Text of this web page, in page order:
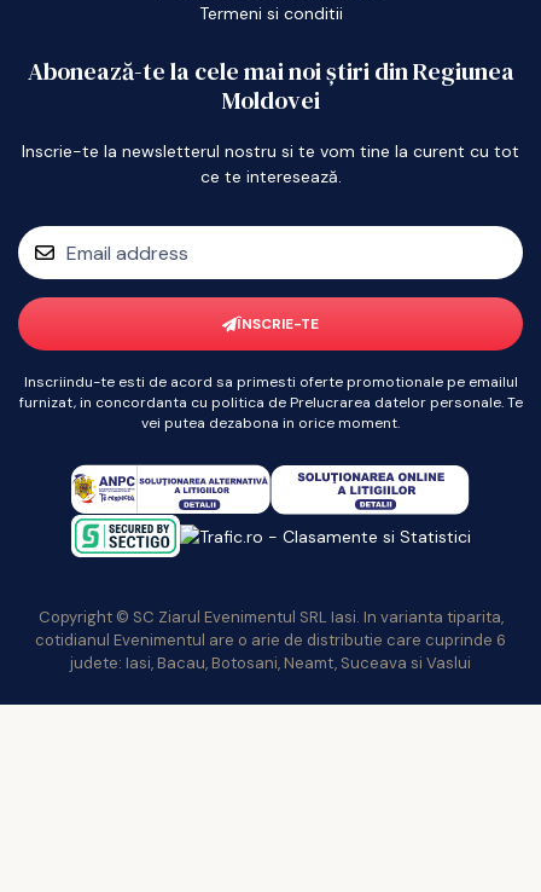
Termeni si conditii
Abonează-te la cele mai noi știri din Regiunea
Moldovei
Inscrie-te la newsletterul nostru si te vom tine la curent cu tot
ce te interesează.
ÎNSCRIE-TE
Inscriindu-te esti de acord sa primesti oferte promotionale pe emailul
furnizat, in concordanta cu politica de Prelucrarea datelor personale. Te
vei putea dezabona in orice moment.
Copyright © SC Ziarul Evenimentul SRL Iasi. In varianta tiparita,
cotidianul Evenimentul are o arie de distributie care cuprinde 6
judete: Iasi, Bacau, Botosani, Neamt, Suceava si Vaslui